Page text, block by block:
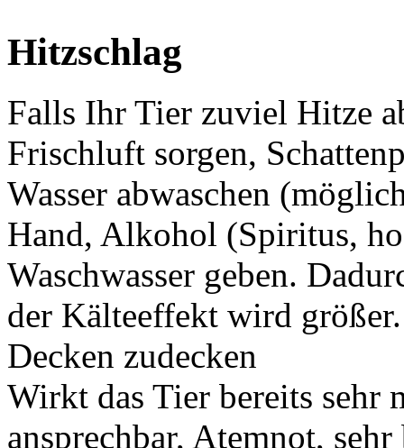
Hitzschlag
Falls Ihr Tier zuviel Hitze
Frischluft sorgen,
Wasser abwaschen
Hand, Alkohol (Spiritus,
Waschwasser geben.
der Kälteeffekt wird
Decken zudecken
Wirkt das Tier bereits sehr
ansprechbar, Atemnot,